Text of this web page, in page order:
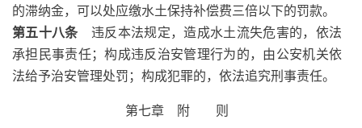
的滞纳金，可以处应缴水土保持补偿费三倍以下的罚款。
第五十八条 违反本法规定，造成水土流失危害的，依法
承担民事责任；构成违反治安管理行为的，由公安机关依
法给予治安管理处罚；构成犯罪的，依法追究刑事责任。
第七章 附 则